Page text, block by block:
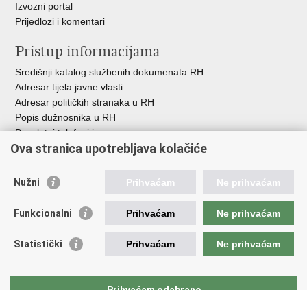
Izvozni portal
Prijedlozi i komentari
Pristup informacijama
Središnji katalog službenih dokumenata RH
Adresar tijela javne vlasti
Adresar političkih stranaka u RH
Popis dužnosnika u RH
Besplatni telefoni javne uprave
Pozivi za žurnu pomoć
Važne poveznice
Pučka pravobraniteljica
Pravobraniteljica za osobe s invaliditetom
Ova stranica upotrebljava kolačiće
Nužni Prihvaćam Ne prihvaćam
Funkcionalni Prihvaćam Ne prihvaćam
Statistički Prihvaćam Ne prihvaćam